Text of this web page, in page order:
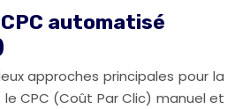
automatisé
approches principales pour la
CPC (Coût Par Clic) manuel et